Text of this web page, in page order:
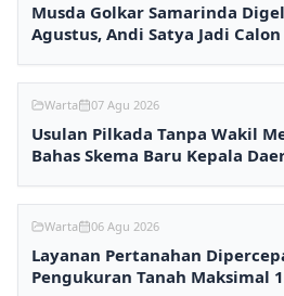
Musda Golkar Samarinda
Agustus, Andi Satya Jadi
Warta 07 Agu 2026
Usulan Pilkada Tanpa Wakil
Bahas Skema Baru Kepala
Warta 06 Agu 2026
Layanan Pertanahan
Pengukuran Tanah Maksimal